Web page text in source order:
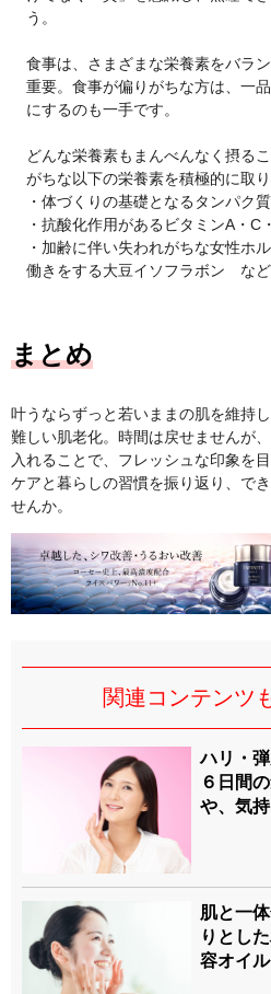
う。
食事は、さまざまな栄養素をバラ
重要。食事が偏りがちな方は、一
にするのも一手です。
どんな栄養素もまんべんなく摂る
がちな以下の栄養素を積極的に取
・体づくりの基礎となるタンパク質
・抗酸化作用があるビタミンA・C
・加齢に伴い失われがちな女性ホ
働きをする大豆イソフラボン など
まとめ
叶うならずっと若いままの肌を維持
難しい肌老化。時間は戻せませんが
入れることで、フレッシュな印象を
ケアと暮らしの習慣を振り返り、で
せんか。
関連コンテンツ
ハリ・
６日間
や、気
肌と一
りとし
容オイ